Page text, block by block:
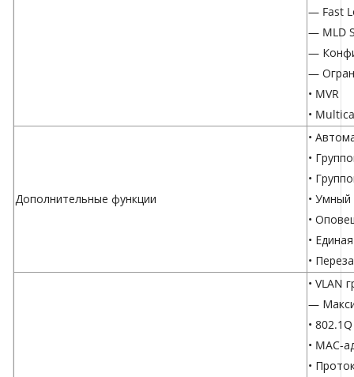
— Fast
— MLD
—
—
• MVR
•
Дополнительные функции
•
•
•
• Умный
•
•
•
• VLAN
—
•
• MAC-
•